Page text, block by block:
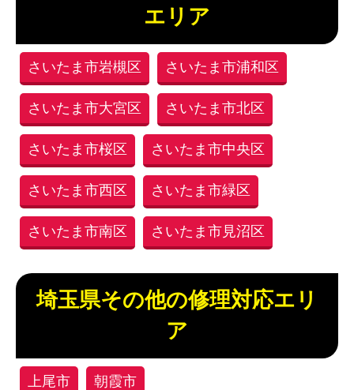
エリア
さいたま市岩槻区 さいたま市浦和区
さいたま市大宮区 さいたま市北区
さいたま市桜区 さいたま市中央区
さいたま市西区 さいたま市緑区
さいたま市南区 さいたま市見沼区
埼玉県その他の修理対応エリ
ア
上尾市 朝霞市